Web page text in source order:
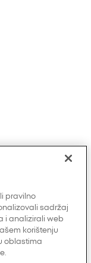
pravilno
sadržaj
i analizirali web
korištenju
oblastima